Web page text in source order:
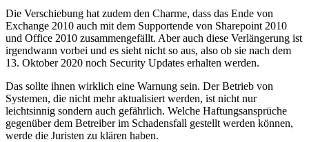
Die Verschiebung hat zudem den Charme, dass das Ende von
Exchange 2010 auch mit dem Supportende von Sharepoint 2010
und Office 2010 zusammengefällt. Aber auch diese Verlängerung ist
irgendwann vorbei und es sieht nicht so aus, also ob sie nach dem
13. Oktober 2020 noch Security Updates erhalten werden.
Das sollte ihnen wirklich eine Warnung sein. Der Betrieb von
Systemen, die nicht mehr aktualisiert werden, ist nicht nur
leichtsinnig sondern auch gefährlich. Welche Haftungsansprüche
gegenüber dem Betreiber im Schadensfall gestellt werden können,
werde die Juristen zu klären haben.